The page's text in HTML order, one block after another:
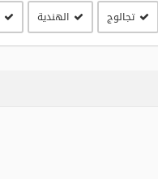
تجالوج الهندية